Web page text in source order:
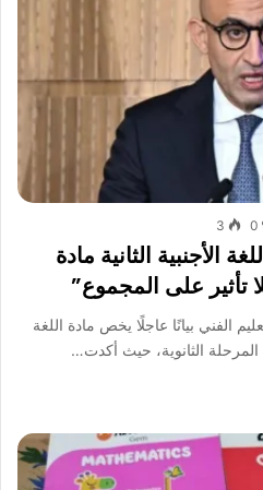
0
3
الأجنبية الثانية مادة
على المجموع”
الفني بيانًا عاجلًا يخص مادة اللغة
المرحلة الثانوية، حيث أكدت…